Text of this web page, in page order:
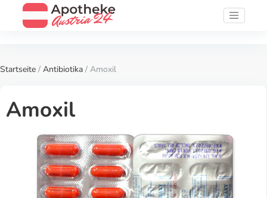
Startseite / Antibiotika / Amoxil
Amoxil